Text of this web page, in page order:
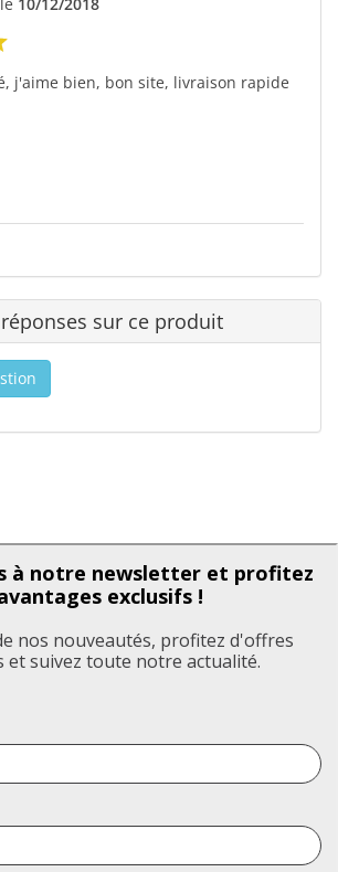
j'aime bien, bon site, livraison rapide
sur ce produit